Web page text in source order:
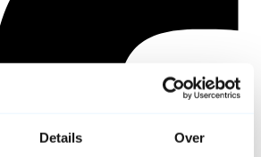
Details Over